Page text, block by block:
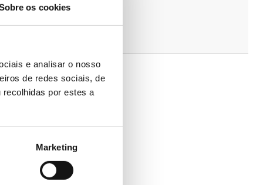
os cookies
e analisar o nosso
de redes sociais, de
por estes a
Marketing